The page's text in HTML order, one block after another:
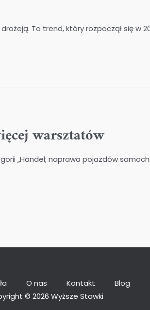
To trend, który rozpoczął się w
warsztatów
„Handel; naprawa pojazdów
O nas Kontakt
Blog
© 2026 Wyższe Stawki